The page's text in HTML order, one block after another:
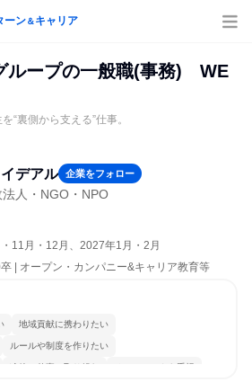
ーン＆キャリア
ループの一般職(事務) WE
“裏側から支える”仕事。
デアル 企業をフォロー
人・NGO・NPO
11月・12月、2027年1月・2月
| オープン・カンパニー&キャリア教育等
地域貢献に携わりたい
ルールや制度を作りたい
冷静に仕事に取り組む チームワークを重視